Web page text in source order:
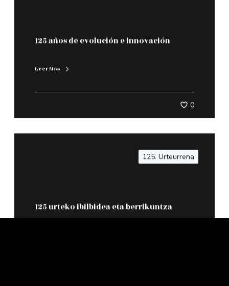
125 años de evolución e innovación
0
125. Urteurrena
125 urteko ibilbidea eta berrikuntza